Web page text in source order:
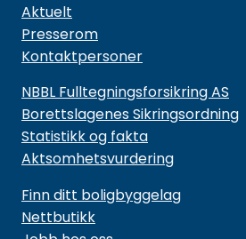
Aktuelt
Presserom
Kontaktpersoner
NBBL Fulltegningsforsikring AS
Borettslagenes Sikringsordning
Statistikk og fakta
Aktsomhetsvurdering
Finn ditt boligbyggelag
Nettbutikk